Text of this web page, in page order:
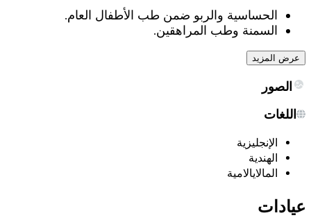
الحساسية والربو ضمن طب الأطفال العام.
السمنة وطب المراهقين.
عرض المزيد
الصور
اللغات
الإنجليزية
الهندية
المالايالامية
عيادات